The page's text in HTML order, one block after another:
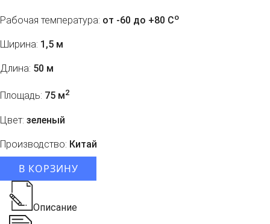
Рабочая температура: от -60 до +80 Co
Ширина: 1,5 м
Длина: 50 м
Площадь: 75 м2
Цвет: зеленый
Производство: Китай
В КОРЗИНУ
Описание